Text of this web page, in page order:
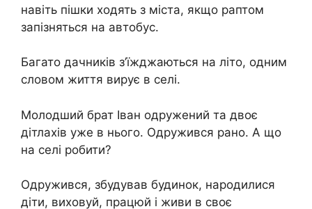
навіть пішки ходять з міста, якщо раптом
запізняться на автобус.
Багато дачників з’їжджаються на літо, одним
словом життя вирує в селі.
Молодший брат Іван одружений та двоє
дітлахів уже в нього. Одружився рано. А що
на селі робити?
Одружився, збудував будинок, народилися
діти, виховуй, працюй і живи в своє